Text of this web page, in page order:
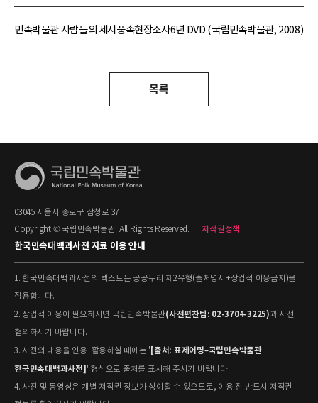
민속박물관 사람들의 세시풍속현장조사6년 DVD (국립민속박물관, 2008)
목록
03045 서울시 종로구 삼청로 37
Copyright © 국립민속박물관. All Rights Reserved.
저작권정책
한국민속대백과사전 자료 이용 안내
1. 한국민속대백과사전의 텍스트는 공공누리 제2유형(출처명시+상업적 이용금지)을
적용합니다.
2. 상업적 이용이 필요하시면 국립민속박물관(사전편찬팀: 02-3704-3225)과 사전
협의하시기 바랍니다.
3. 사전의 내용을 인용·활용하실 때에는 ' [출처: 표제어명–국립민속박물관
한국민속대백과사전] ' 형식으로 출처를 표시해 주시기 바랍니다.
4. 사진 및 동영상은 개별 저작권 정보가 상이할 수 있으므로, 이용 전 반드시 저작권